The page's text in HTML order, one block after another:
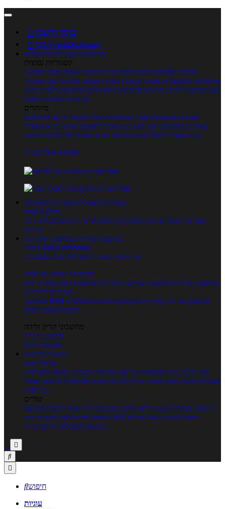
 כניסה לחשבון

מנוי FoodsDictionary
מתכונים קטגוריות מתכונים
קטגוריות נפוצות
מתכוני סלטים מתכוני פשטידות מתכוני עוגות אוכל צמחוני
מתכונים לטבעוניים אפייה מוקפץ עוגיות פסטה מתכוני עוף מתכוני
בשר מתכוני ילדים מרקים מתכונים ללא גלוטן מתכונים לסוכרתיים
טרנדים בעולם האוכל
מיוחדים
מנתח המתכונים ספר המתכונים שלי מתכוני וידאו מתכונים
עשירים מתכונים לפי מצרכים אוכל דיאטטי אוכל בריא מאכלי
עדות ספרי בישול מתכונים לפי חגים ועונות לפי שיטות הכנה
אפליקציית Foods
מוצרים ומאכלים מוצרים ומאכלים
מילון האוכל
תפריטי תזונה ערכים תזונתיים חיפוש ע"פ רכיבים מכילים הכי
הרבה
מחשבון קלוריות מחשבון קלוריות
מנוי FoodsDictionary
5 ימי ניסיון חינם - לחצו לפרטים נוספים
מחשבוני תזונה ובריאות
מחשבון קלוריות מחשבון שריפת קלוריות מחשבון דופק מטרה יחס
מותניים לירכיים
מחשבון BMI
מחשבון צריכת קלוריות מחשבון מינונים מומלצים
מחשבון אחוז שומן
מחשבוני הריון ולידה
מחשבון הריון
מחשבון ביוץ
כתבות כתבות
ערוצי תוכן
איך להכין בית ומשפחה בריאות מחלות ובעיות רפואה משלימה
ספורט וכושר גופני נשים, הריון ולידה טיפים והמלצות חדשות אוכל
ובריאות
טורים
בריאות בצלחת טעים ללא גלוטן טבעונות לבריאות לבשל כמו שף
תזונה לבטן רגועה מרזים ללא דיאטה מזיזים את הגוף הרזיה
ורפואה משלימה גורמה ביתי



חיפוש
עוגיות